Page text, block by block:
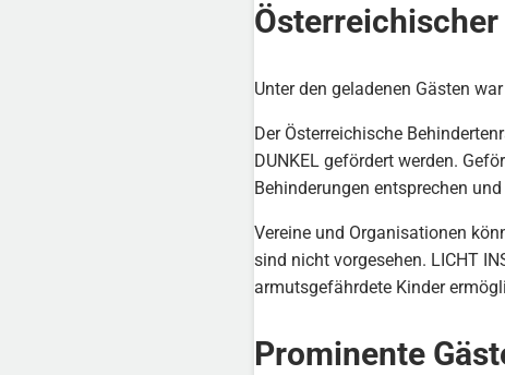
Österreichischer
Unter den geladenen Gästen
Der Österreichische
DUNKEL gefördert werden.
Behinderungen entsprechen
Vereine und Organisationen
sind nicht vorgesehen. LICHT
armutsgefährdete Kinder
Prominente